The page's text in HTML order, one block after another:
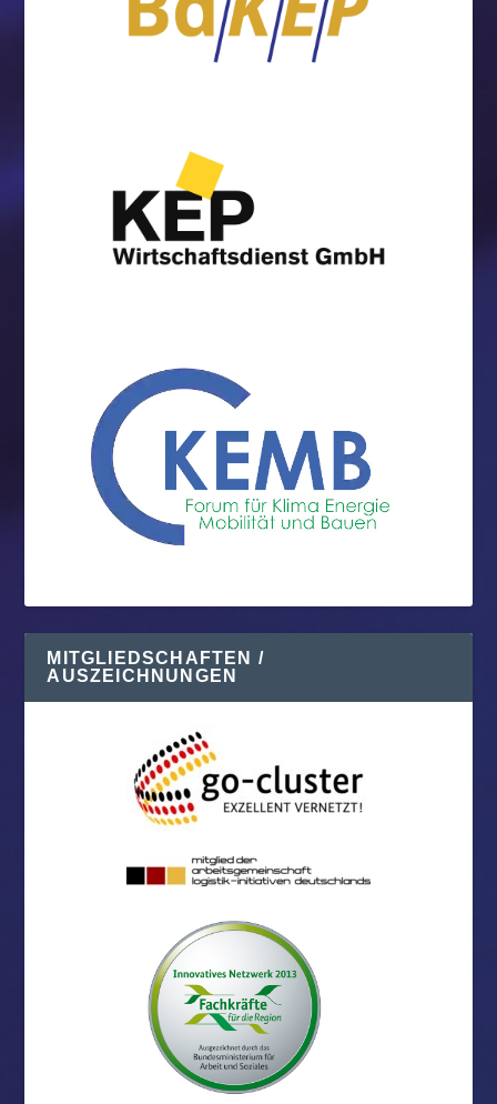
MITGLIEDSCHAFTEN /
AUSZEICHNUNGEN